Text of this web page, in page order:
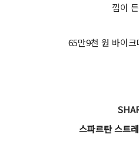
낌이
65만9천 원 바이
스파르탄 스트